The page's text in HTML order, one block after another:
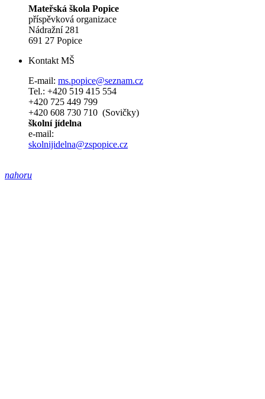
Mateřská škola Popice
příspěvková organizace
Nádražní 281
691 27 Popice
Kontakt MŠ
E-mail: ms.popice@seznam.cz
Tel.: +420 519 415 554
+420 725 449 799
+420 608 730 710 (Sovičky)
školní jídelna
e-mail:
skolnijidelna@zspopice.cz
nahoru